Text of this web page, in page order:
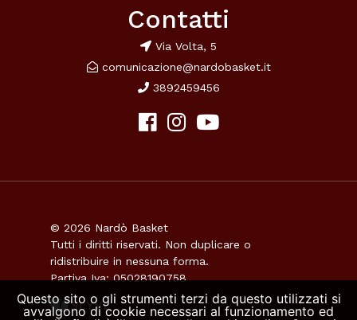
Contatti
Via Volta, 5
comunicazione@nardobasket.it
3892459456
© 2026 Nardò Basket
Tutti i diritti riservati. Non duplicare o
ridistribuire in nessuna forma.
Partiva Iva: 05028190758
Questo sito o gli strumenti terzi da questo utilizzati si
avvalgono di cookie necessari al funzionamento ed